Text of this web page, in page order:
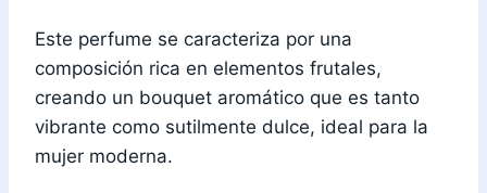
Este perfume se caracteriza por una
composición rica en elementos frutales,
creando un bouquet aromático que es tanto
vibrante como sutilmente dulce, ideal para la
mujer moderna.